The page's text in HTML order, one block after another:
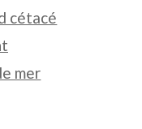
cétacé
mer